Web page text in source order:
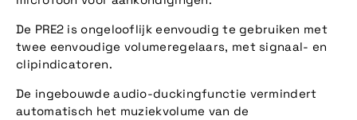
De PRE2 is ongelooflijk eenvoudig te gebruiken met
twee eenvoudige volumeregelaars, met signaal- en
clipindicatoren.
De ingebouwde audio-duckingfunctie vermindert
automatisch het muziekvolume van de